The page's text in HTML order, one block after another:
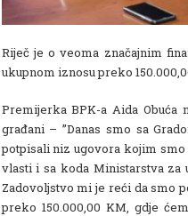
Riječ je o veoma značajnim
ukupnom iznosu preko
Premijerka BPK-a Aida
građani – ”Danas smo sa
potpisali niz ugovora kojim
vlasti i sa koda Ministarstva za
Zadovoljstvo mi je reći da smo
preko 150.000,00 KM, gdje